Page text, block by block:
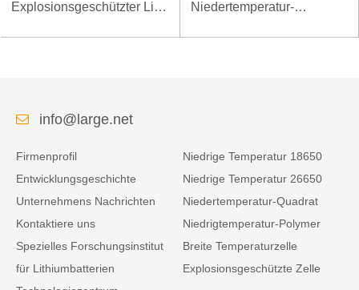
Explosionsgeschützter Li-
Niedertemperatur-
info@large.net
Firmenprofil
Entwicklungsgeschichte
Unternehmens Nachrichten
Kontaktiere uns
Spezielles Forschungsinstitut
für Lithiumbatterien
Niedrige Temperatur 18650
Niedrige Temperatur 26650
Niedertemperatur-Quadrat
Niedrigtemperatur-Polymer
Breite Temperaturzelle
Explosionsgeschützte Zelle